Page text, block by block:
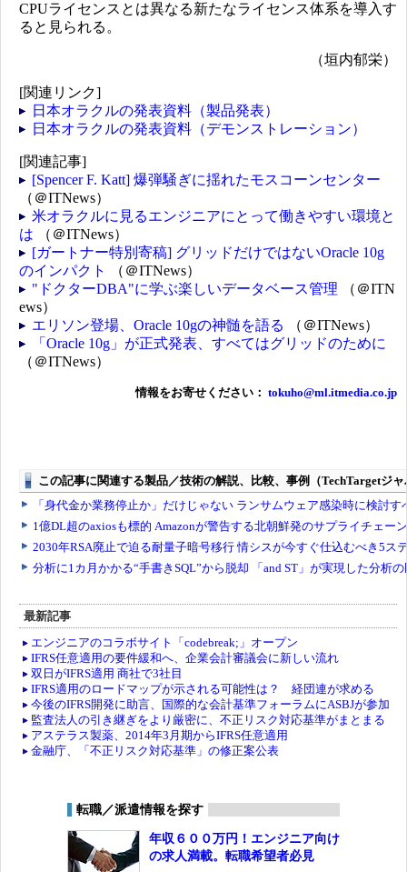
CPUライセンスとは異なる新たなライセンス体系を導入す
ると見られる。
（垣内郁栄）
[関連リンク]
日本オラクルの発表資料（製品発表）
日本オラクルの発表資料（デモンストレーション）
[関連記事]
[Spencer F. Katt] 爆弾騒ぎに揺れたモスコーンセンター
（＠ITNews）
米オラクルに見るエンジニアにとって働きやすい環境と
は （＠ITNews）
[ガートナー特別寄稿] グリッドだけではないOracle 10g
のインパクト
（＠ITNews）
"ドクターDBA"に学ぶ楽しいデータベース管理 （＠ITN
ews）
エリソン登場、Oracle 10gの神髄を語る
（＠ITNews）
「Oracle 10g」が正式発表、すべてはグリッドのために
（＠ITNews）
情報をお寄せください： tokuho@ml.itmedia.co.jp
最新記事
エンジニアのコラボサイト「codebreak;」オープン
IFRS任意適用の要件緩和へ、企業会計審議会に新しい流れ
双日がIFRS適用 商社で3社目
IFRS適用のロードマップが示される可能性は？ 経団連が求める
今後のIFRS開発に助言、国際的な会計基準フォーラムにASBJが参加
監査法人の引き継ぎをより厳密に、不正リスク対応基準がまとまる
アステラス製薬、2014年3月期からIFRS任意適用
金融庁、「不正リスク対応基準」の修正案公表
転職／派遣情報を探す
年収６００万円！エンジニア向け
の求人満載。転職希望者必見